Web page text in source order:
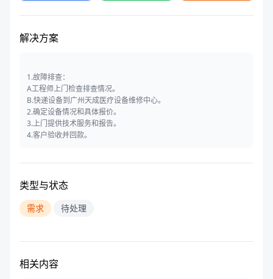
解决方案
1.故障排查：
A工程师上门检查排查情况。
B.快递设备到广州天成医疗设备维修中心。
2.确定设备情况和具体报价。
3.上门提供技术服务和报告。
4.客户验收并回款。
类型与状态
需求 待处理
相关内容